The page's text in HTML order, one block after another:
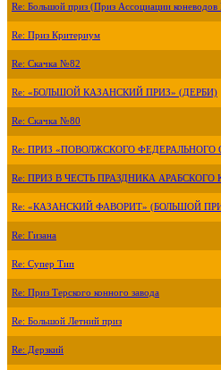
Re: Большой приз (Приз Ассоциации
Re: Приз Критериум
Re: Скачка №82
Re: «БОЛЬШОЙ КАЗАНСКИЙ ПРИЗ» (ДЕРБИ)
Re: Скачка №80
Re: ПРИЗ «ПОВОЛЖСКОГО ФЕДЕРАЛЬНОГО
Re: ПРИЗ В ЧЕСТЬ ПРАЗДНИКА
Re: «КАЗАНСКИЙ ФАВОРИТ» (БОЛЬШОЙ
Re: Гизана
Re: Супер Тип
Re: Приз Терского конного завода
Re: Большой Летний приз
Re: Дерзкий